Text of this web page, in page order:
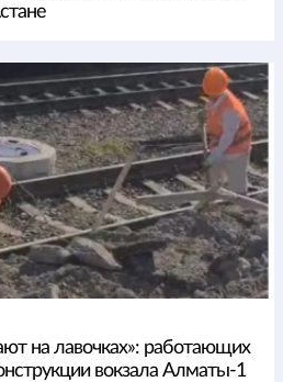
на лавочках»: работающих
вокзала Алматы-1